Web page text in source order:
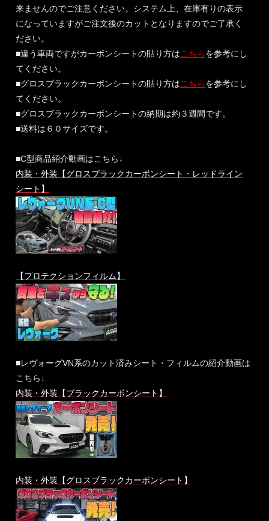
来ませんのでご注意ください。システム上、在庫有りの表示
になっていますがご注文後のカットとなりますのでご了承く
ださい。
■違う車両ですがカーボンシートの貼り方はこちらを参考にし
てください。
■グロスブラックカーボンシートの貼り方はこちらを参考にし
てください。
■グロスブラックカーボンシートの納期は約３週間です。
■送料は６０サイズです。
■C型商品紹介動画はこちら↓
内装・外装【グロスブラックカーボンシート・レッドライン
シート】
【プロテクションフィルム】
■レヴォーグVN系のカット済みシート・フィルムの紹介動画は
こちら↓
内装・外装【ブラックカーボンシート】
内装・外装【グロスブラックカーボンシート】